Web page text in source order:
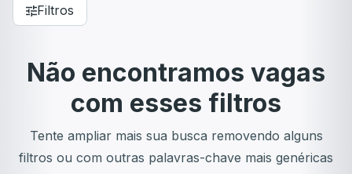
Filtros
Não encontramos vagas
com esses filtros
Tente ampliar mais sua busca removendo alguns
filtros ou com outras palavras-chave mais genéricas